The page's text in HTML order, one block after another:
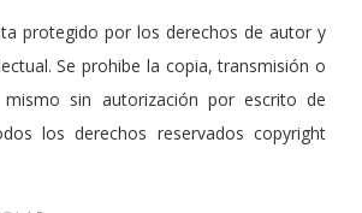
protegido por los derechos de autor y
Se prohibe la copia, transmisión o
mismo sin autorización por escrito de
los derechos reservados copyright